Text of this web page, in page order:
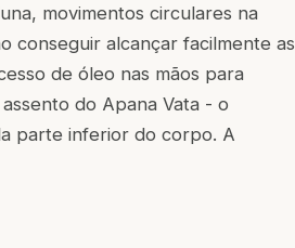
movimentos circulares na
conseguir alcançar facilmente as
de óleo nas mãos para
do Apana Vata - o
parte inferior do corpo. A